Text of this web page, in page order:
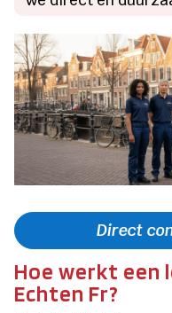
Direct
Hoe werkt een
Echten Fr?